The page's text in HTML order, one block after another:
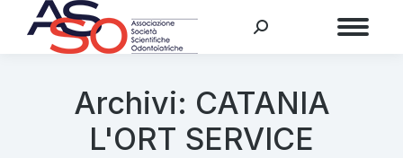
Archivi: CATANIA
L'ORT SERVICE